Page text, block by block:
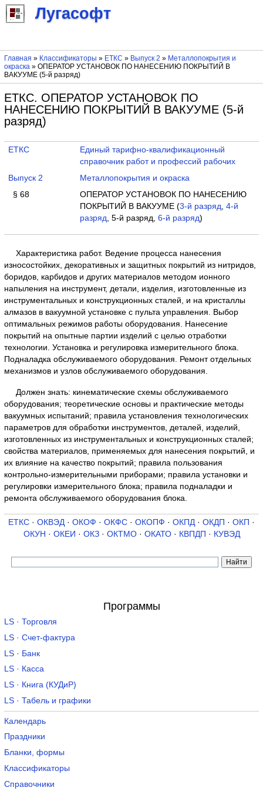
Лугасофт
Главная » Классификаторы » ЕТКС » Выпуск 2 » Металлопокрытия и
окраска» ОПЕРАТОР УСТАНОВОК ПО НАНЕСЕНИЮ ПОКРЫТИЙ В
ВАКУУМЕ (5-й разряд)
ЕТКС. ОПЕРАТОР УСТАНОВОК ПО
НАНЕСЕНИЮ ПОКРЫТИЙ В ВАКУУМЕ (5-й
разряд)
ЕТКС
Единый тарифно-квалификационный
справочник работ и профессий рабочих
Выпуск 2
Металлопокрытия и окраска
§ 68
ОПЕРАТОР УСТАНОВОК ПО НАНЕСЕНИЮ
ПОКРЫТИЙ В ВАКУУМЕ (3-й разряд 4-й
разряд , 5-й разряд, 6-й разряд)
Характеристика работ. Ведение процесса нанесения
износостойких, декоративных и защитных покрытий из нитридов,
боридов, карбидов и других материалов методом ионного
напыления на инструмент, детали, изделия, изготовленные из
инструментальных и конструкционных сталей, и на кристаллы
алмазов в вакуумной установке с пульта управления. Выбор
оптимальных режимов работы оборудования. Нанесение
покрытий на опытные партии изделий с целью отработки
технологии. Установка и регулировка измерительного блока.
Подналадка обслуживаемого оборудования. Ремонт отдельных
механизмов и узлов обслуживаемого оборудования.
Должен знать: кинематические схемы обслуживаемого
оборудования; теоретические основы и практические методы
вакуумных испытаний; правила установления технологических
параметров для обработки инструментов, деталей, изделий,
изготовленных из инструментальных и конструкционных сталей;
свойства материалов, применяемых для нанесения покрытий, и
их влияние на качество покрытий; правила пользования
контрольно-измерительными приборами; правила установки и
регулировки измерительного блока; правила подналадки и
ремонта обслуживаемого оборудования блока.
ЕТКС · ОКВЭД· ОКОФ · ОКФС · ОКОПФ · ОКПД· ОКДП · ОКП ·
ОКУН · ОКЕИ · ОКЗ· ОКТМО· ОКАТО· КВПДП · КУВЭД
Программы
LS · Торговля
LS · Счет-фактура
LS · Банк
LS · Касса
LS · Книга (КУДиР)
LS · Табель и графики
Календарь
Праздники
Бланки, формы
Классификаторы
Справочники